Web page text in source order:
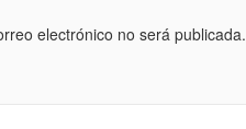
electrónico no será publicada.